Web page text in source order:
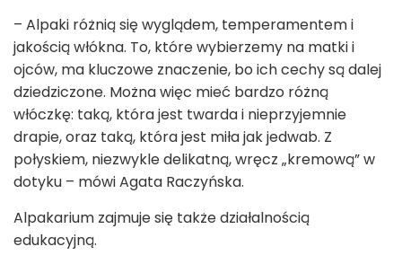
– Alpaki różnią się wyglądem, temperamentem i
jakością włókna. To, które wybierzemy na matki i
ojców, ma kluczowe znaczenie, bo ich cechy są dalej
dziedziczone. Można więc mieć bardzo różną
włóczkę: taką, która jest twarda i nieprzyjemnie
drapie, oraz taką, która jest miła jak jedwab. Z
połyskiem, niezwykle delikatną, wręcz „kremową” w
dotyku – mówi Agata Raczyńska.
Alpakarium zajmuje się także działalnością
edukacyjną.